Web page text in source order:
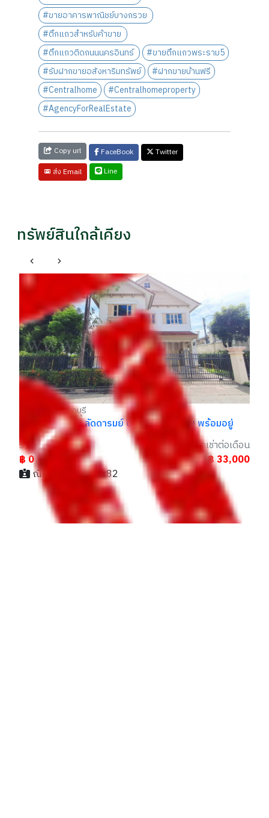
#ขายอาคารพาณิชย์บางกรวย
#ตึกแถวสำหรับค้าขาย
#ตึกแถวติดถนนนครอินทร์
#ขายตึกแถวพระราม5
#รับฝากขายอสังหาริมทรัพย์
#ฝากขายบ้านฟรี
#Centralhome
#Centralhomeproperty
#AgencyForRealEstate
Copy url FaceBook
Twitter
ส่ง Email
Line
ทรัพย์สินใกล้เคียง
บางกรวย นนทบุรี
ให้เช่า บ้านเดี่ยว ลัดดารมย์ ปิ่นเกล้า บ้านสวย พร้อมอยู่
ราคา
฿ 0
ราคาเช่าต่อเดือน
฿ 33,000
ณิชชา / 088xxxxx82